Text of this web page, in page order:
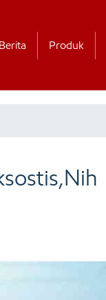
Berita Produk